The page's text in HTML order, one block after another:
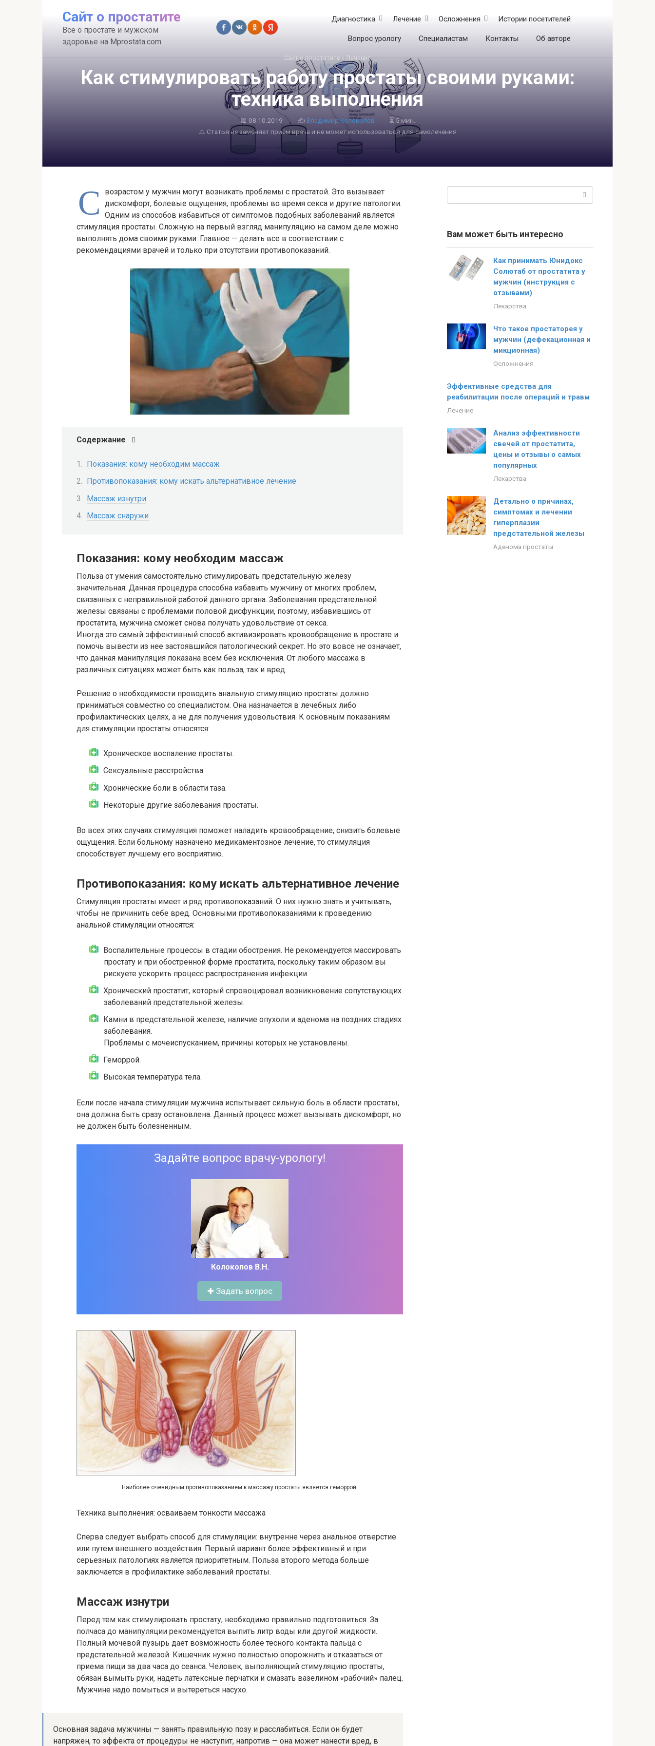
Сайт о простатите
Все о простате и мужском
здоровье на Mprostata.com
Диагностика Лечение Осложнения Истории посетителей
Вопрос урологу Специалистам Контакты Об авторе
Сайт о простатите » Лечение
Как стимулировать работу простаты своими руками:
техника выполнения
📅 08.10.2019 ✍ Владимир Колоколов
⏳ 5 мин.
⚠️ Статья не заменяет приём врача и не может использоваться для самолечения
С
возрастом у мужчин могут возникать проблемы с простатой. Это вызывает
дискомфорт, болевые ощущения, проблемы во время секса и другие патологии.
Одним из способов избавиться от симптомов подобных заболеваний является
стимуляция простаты. Сложную на первый взгляд манипуляцию на самом деле можно
выполнять дома своими руками. Главное — делать все в соответствии с
рекомендациями врачей и только при отсутствии противопоказаний.
Содержание
Показания: кому необходим массаж
Противопоказания: кому искать альтернативное лечение
Массаж изнутри
Массаж снаружи
Показания: кому необходим массаж
Польза от умения самостоятельно стимулировать предстательную железу
значительная. Данная процедура способна избавить мужчину от многих проблем,
связанных с неправильной работой данного органа. Заболевания предстательной
железы связаны с проблемами половой дисфункции, поэтому, избавившись от
простатита, мужчина сможет снова получать удовольствие от секса.
Иногда это самый эффективный способ активизировать кровообращение в простате и
помочь вывести из нее застоявшийся патологический секрет. Но это вовсе не означает,
что данная манипуляция показана всем без исключения. От любого массажа в
различных ситуациях может быть как польза, так и вред.
Решение о необходимости проводить анальную стимуляцию простаты должно
приниматься совместно со специалистом. Она назначается в лечебных либо
профилактических целях, а не для получения удовольствия. К основным показаниям
для стимуляции простаты относятся:
Хроническое воспаление простаты.
Сексуальные расстройства.
Хронические боли в области таза.
Некоторые другие заболевания простаты.
Во всех этих случаях стимуляция поможет наладить кровообращение, снизить болевые
ощущения. Если больному назначено медикаментозное лечение, то стимуляция
способствует лучшему его восприятию.
Противопоказания: кому искать альтернативное лечение
Стимуляция простаты имеет и ряд противопоказаний. О них нужно знать и учитывать,
чтобы не причинить себе вред. Основными противопоказаниями к проведению
анальной стимуляции относятся:
Воспалительные процессы в стадии обострения. Не рекомендуется массировать
простату и при обостренной форме простатита, поскольку таким образом вы
рискуете ускорить процесс распространения инфекции.
Хронический простатит, который спровоцировал возникновение сопутствующих
заболеваний предстательной железы.
Камни в предстательной железе, наличие опухоли и аденома на поздних стадиях
заболевания.
Проблемы с мочеиспусканием, причины которых не установлены.
Геморрой.
Высокая температура тела.
Если после начала стимуляции мужчина испытывает сильную боль в области простаты,
она должна быть сразу остановлена. Данный процесс может вызывать дискомфорт, но
не должен быть болезненным.
Задайте вопрос врачу-урологу!
Колоколов В.Н.
✚ Задать вопрос
Наиболее очевидным противопоказанием к массажу простаты является геморрой.
Техника выполнения: осваиваем тонкости массажа
Сперва следует выбрать способ для стимуляции: внутренне через анальное отверстие
или путем внешнего воздействия. Первый вариант более эффективный и при
серьезных патологиях является приоритетным. Польза второго метода больше
заключается в профилактике заболеваний простаты.
Массаж изнутри
Перед тем как стимулировать простату, необходимо правильно подготовиться. За
полчаса до манипуляции рекомендуется выпить литр воды или другой жидкости.
Полный мочевой пузырь дает возможность более тесного контакта пальца с
предстательной железой. Кишечник нужно полностью опорожнить и отказаться от
приема пищи за два часа до сеанса. Человек, выполняющий стимуляцию простаты,
обязан вымыть руки, надеть латексные перчатки и смазать вазелином «рабочий» палец.
Мужчине надо помыться и вытереться насухо.
Основная задача мужчины — занять правильную позу и расслабиться. Если он будет
напряжен, то эффекта от процедуры не наступит, напротив — она может нанести вред, в
Вам может быть интересно
Как принимать Юнидокс
Солютаб от простатита у
мужчин (инструкция с
отзывами)
Лекарства
Что такое простаторея у
мужчин (дефекационная и
микционная)
Осложнения
Эффективные средства для
реабилитации после операций и травм
Лечение
Анализ эффективности
свечей от простатита,
цены и отзывы о самых
популярных
Лекарства
Детально о причинах,
симптомах и лечении
гиперплазии
предстательной железы
Аденома простаты